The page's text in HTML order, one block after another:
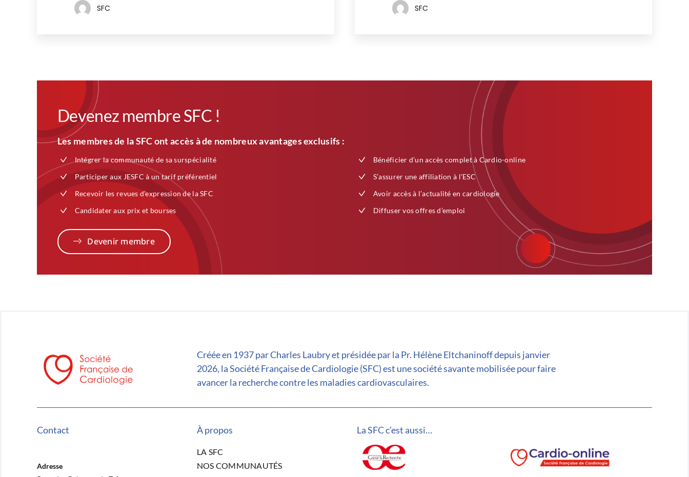
SFC SFC
Devenez membre SFC !
Les membres de la SFC ont accès à de nombreux avantages exclusifs :
Intégrer la communauté de sa surspécialité
Participer aux JESFC à un tarif préférentiel
Recevoir les revues d’expression de la SFC
Candidater aux prix et bourses
Bénéficier d’un accès complet à Cardio-online
S’assurer une affiliation à l’ESC
Avoir accès à l’actualité en cardiologie
Diffuser vos offres d’emploi
Devenir membre
Créée en 1937 par Charles Laubry et présidée par la Pr. Hélène Eltchaninoff depuis janvier
2026, la Société Française de Cardiologie (SFC) est une société savante mobilisée pour faire
avancer la recherche contre les maladies cardiovasculaires.
Contact
Adresse
À propos
LA SFC
NOS COMMUNAUTÉS
La SFC c’est aussi…